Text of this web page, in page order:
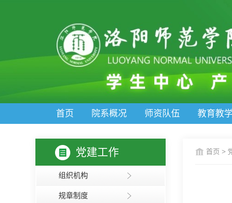
首页 院系概况 师资队伍 教育教学
党建工作
组织机构
规章制度
首页 >